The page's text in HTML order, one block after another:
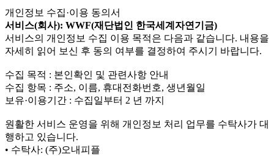
개인정보 수집·이용 동의서
서비스(회사): WWF(재단법인 한국세계자연기금)
서비스의 개인정보 수집 이용 목적은 다음과 같습니다. 내용을
자세히 읽어 보신 후 동의 여부를 결정하여 주시기 바랍니다.
수집 목적 : 본인확인 및 관련사항 안내
수집 항목 : 주소, 이름, 휴대전화번호, 생년월일
보유·이용기간 : 수집일부터 2 년 까지
원활한 서비스 운영을 위해 개인정보 처리 업무를 수탁사가 대
행하고 있습니다.
• 수탁사: (주)오내피플